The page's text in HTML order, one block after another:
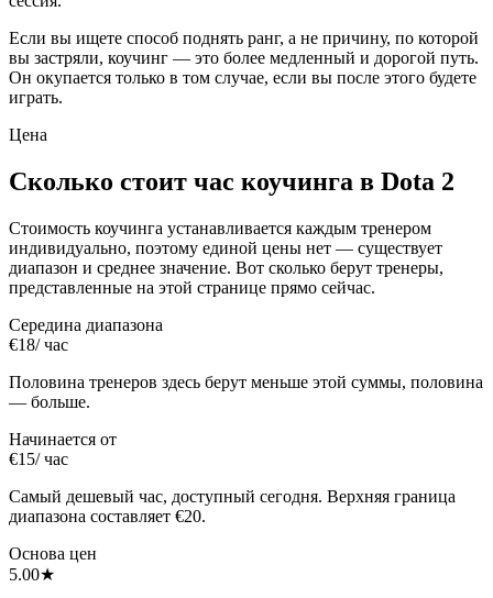
Если вы ищете способ поднять ранг, а не причину, по которой
вы застряли, коучинг — это более медленный и дорогой путь.
Он окупается только в том случае, если вы после этого будете
играть.
Цена
Сколько стоит час коучинга в Dota 2
Стоимость коучинга устанавливается каждым тренером
индивидуально, поэтому единой цены нет — существует
диапазон и среднее значение. Вот сколько берут тренеры,
представленные на этой странице прямо сейчас.
Середина диапазона
€18/ час
Половина тренеров здесь берут меньше этой суммы, половина
— больше.
Начинается от
€15/ час
Самый дешевый час, доступный сегодня. Верхняя граница
диапазона составляет €20.
Основа цен
5.00★